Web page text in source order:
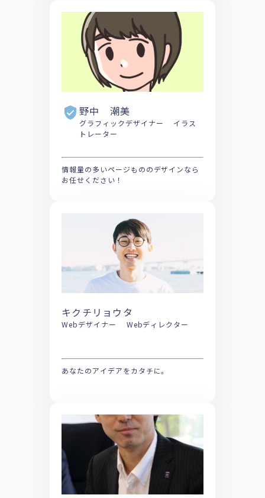
野中 潮美
グラフィックデザイナー イラス
トレーター
情報量の多いページもののデザインなら
お任せください！
キクチリョウタ
Webデザイナー Webディレクター
あなたのアイデアをカタチに。